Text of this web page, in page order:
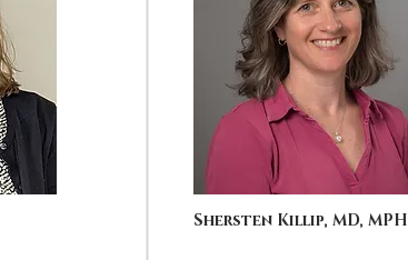
Shersten Killip, MD, MPH